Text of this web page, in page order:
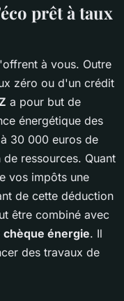
prêt à taux
à vous. Outre
zéro ou d'un crédit
a pour but de
énergétique des
30 000 euros de
ressources. Quant
vos impôts une
de cette déduction
être combiné avec
chèque énergie. Il
des travaux de